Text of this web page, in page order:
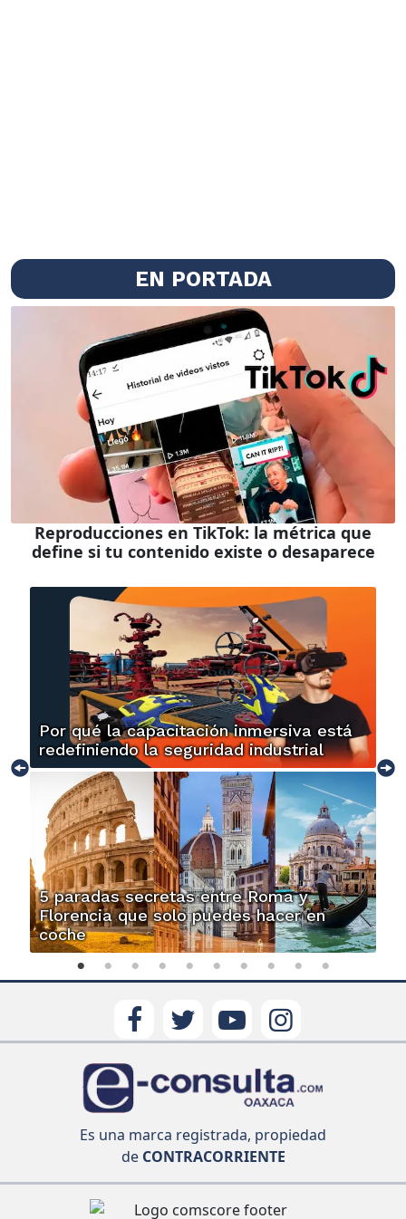
EN PORTADA
Reproducciones en TikTok: la métrica que
define si tu contenido existe o desaparece
Por qué la capacitación inmersiva está
redefiniendo la seguridad industrial
5 paradas secretas entre Roma y
Florencia que solo puedes hacer en
coche
Es una marca registrada, propiedad
deCONTRACORRIENTE